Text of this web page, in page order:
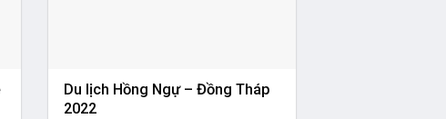
Du lịch Hồng Ngự – Đồng Tháp
2022